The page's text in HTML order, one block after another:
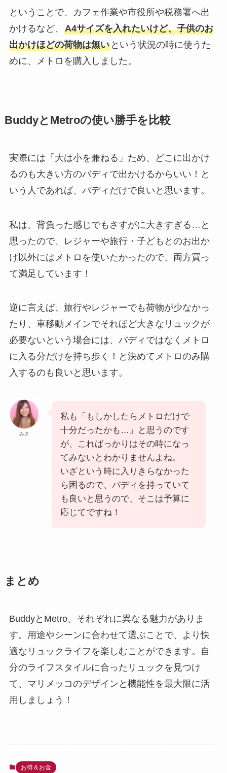
ということで、カフェ作業や市役所や税務署へ出
かけるなど、 A4サイズを入れたいけど、子供のお
出かけほどの荷物は無いという状況の時に使うた
めに、メトロを購入しました。
BuddyとMetroの使い勝手を比較
実際には「大は小を兼ねる」ため、どこに出かけ
るのも大きい方のバディで出かけるからいい！と
いう人であれば、バディだけで良いと思います。
私は、背負った感じでもさすがに大きすぎる…と
思ったので、レジャーや旅行・子どもとのお出か
け以外にはメトロを使いたかったので、両方買っ
て満足しています！
逆に言えば、旅行やレジャーでも荷物が少なかっ
たり、車移動メインでそれほど大きなリュックが
必要ないという場合には、バディではなくメトロ
に入る分だけを持ち歩く！と決めてメトロのみ購
入するのも良いと思います。
みさ
私も「もしかしたらメトロだけで
十分だったかも…」と思うのです
が、こればっかりはその時になっ
てみないとわかりませんよね。
いざという時に入りきらなかった
ら困るので、バディを持っていて
も良いと思うので、そこは予算に
応じてですね！
まとめ
BuddyとMetro、それぞれに異なる魅力がありま
す。用途やシーンに合わせて選ぶことで、より快
適なリュックライフを楽しむことができます。自
分のライフスタイルに合ったリュックを見つけ
て、マリメッコのデザインと機能性を最大限に活
用しましょう！
お得＆お金